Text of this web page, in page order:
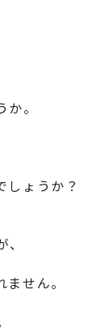
。
しょうか？
せん。